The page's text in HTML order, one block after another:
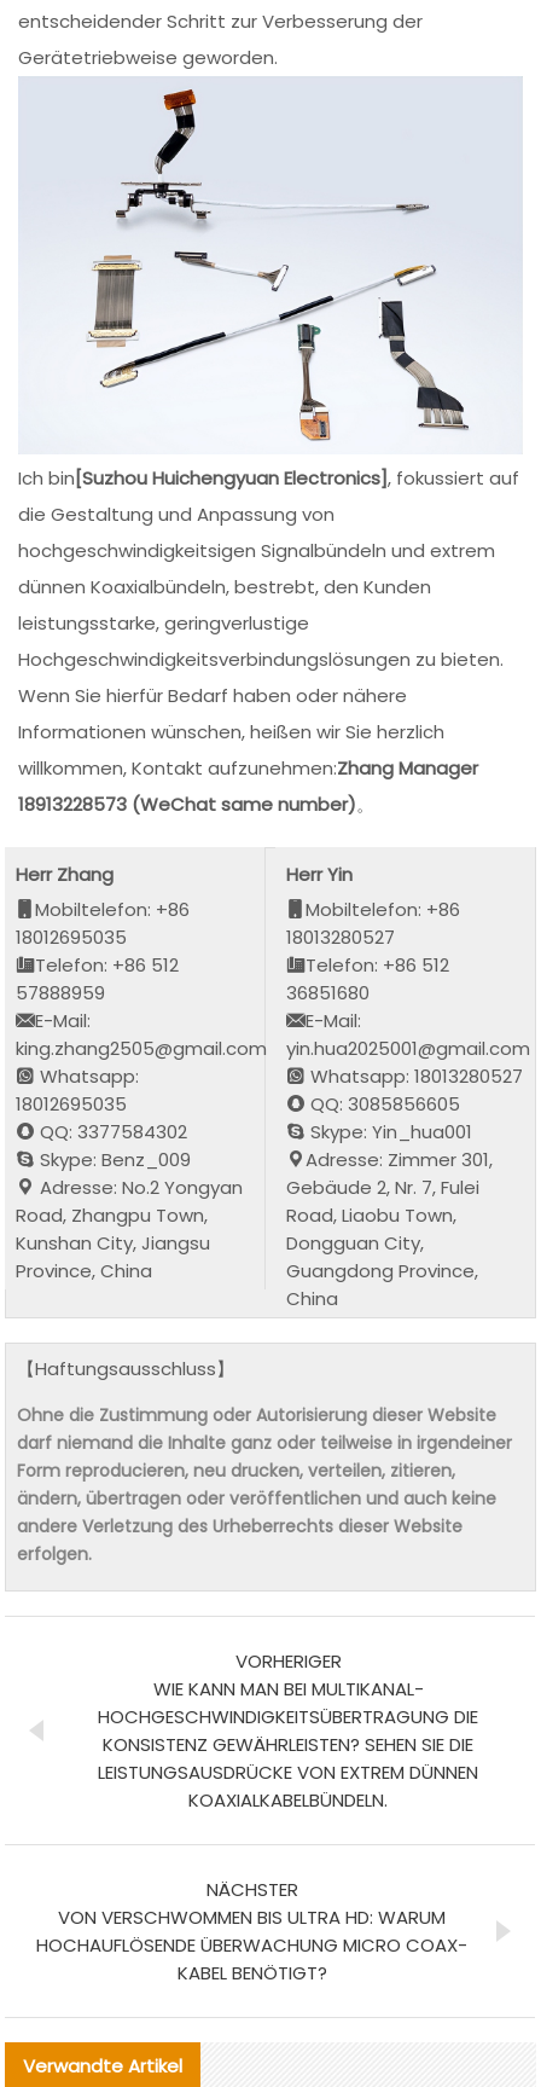
entscheidender Schritt zur Verbesserung der
Gerätetriebweise geworden.
Ich bin[Suzhou Huichengyuan Electronics], fokussiert auf
die Gestaltung und Anpassung von
hochgeschwindigkeitsigen Signalbündeln und extrem
dünnen Koaxialbündeln, bestrebt, den Kunden
leistungsstarke, geringverlustige
Hochgeschwindigkeitsverbindungslösungen zu bieten.
Wenn Sie hierfür Bedarf haben oder nähere
Informationen wünschen, heißen wir Sie herzlich
willkommen, Kontakt aufzunehmen:Zhang Manager
18913228573 (WeChat same number)。
Herr Zhang
Mobiltelefon: +86
18012695035
Telefon: +86 512
57888959
E-Mail:
king.zhang2505@gmail.com
Whatsapp:
18012695035
QQ: 3377584302
Skype: Benz_009
Adresse: No.2 Yongyan
Road, Zhangpu Town,
Kunshan City, Jiangsu
Province, China
Herr Yin
Mobiltelefon: +86
18013280527
Telefon: +86 512
36851680
E-Mail:
yin.hua2025001@gmail.com
Whatsapp: 18013280527
QQ: 3085856605
Skype: Yin_hua001
Adresse: Zimmer 301,
Gebäude 2, Nr. 7, Fulei
Road, Liaobu Town,
Dongguan City,
Guangdong Province,
China
【Haftungsausschluss】
Ohne die Zustimmung oder Autorisierung dieser Website
darf niemand die Inhalte ganz oder teilweise in irgendeiner
Form reproducieren, neu drucken, verteilen, zitieren,
ändern, übertragen oder veröffentlichen und auch keine
andere Verletzung des Urheberrechts dieser Website
erfolgen.
VORHERIGER
WIE KANN MAN BEI MULTIKANAL-
HOCHGESCHWINDIGKEITSÜBERTRAGUNG DIE
KONSISTENZ GEWÄHRLEISTEN? SEHEN SIE DIE
LEISTUNGSAUSDRÜCKE VON EXTREM DÜNNEN
KOAXIALKABELBÜNDELN.
NÄCHSTER
VON VERSCHWOMMEN BIS ULTRA HD: WARUM
HOCHAUFLÖSENDE ÜBERWACHUNG MICRO COAX-
KABEL BENÖTIGT?
Verwandte Artikel